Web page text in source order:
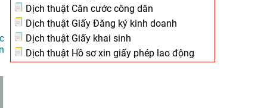
Dịch thuật Căn cước công dân
Dịch thuật Giấy Đăng ký kinh doanh
Dịch thuật Giấy khai sinh
Dịch thuật Hồ sơ xin giấy phép lao động